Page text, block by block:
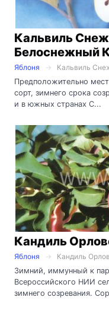
Кальвиль
Белоснежный
Яблоня
Кальвиль
Предположительно
сорт, зимнего срока
и в южных странах С...
Кандиль
Яблоня
Кандиль
Зимний, иммунный к
Всероссийского НИИ
зимнего созревания.